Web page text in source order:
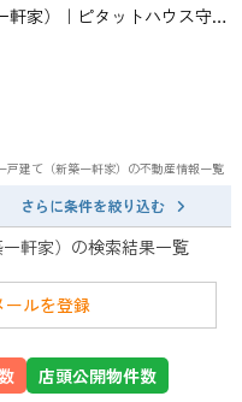
茨城県 つくば市 新築一戸建て（新築一軒家）｜ピタットハウス守谷店 | スカイ・エステート
戸建て（新築一軒家）の不動産情報一覧
さらに条件を絞り込む
軒家）の検索結果一覧
ールを登録
店頭公開物件数